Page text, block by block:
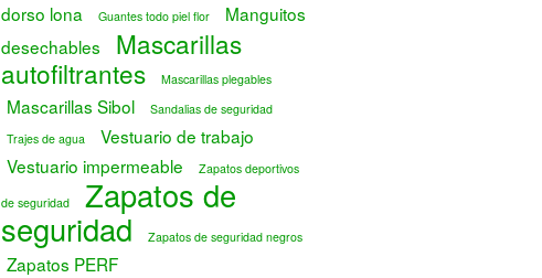
dorso lona
Guantes todo piel flor
Manguitos
desechables
Mascarillas
autofiltrantes
Mascarillas plegables
Mascarillas Sibol
Sandalias de seguridad
Trajes de agua
Vestuario de trabajo
Vestuario impermeable
Zapatos deportivos
de seguridad Zapatos de
seguridad Zapatos de seguridad negros
Zapatos PERF